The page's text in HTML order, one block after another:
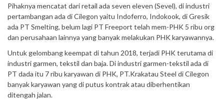
Pihaknya mencatat dari retail ada seven eleven (Sevel), di industri
pertambangan ada di Cilegon yaitu Indoferro, Indokook, di Gresik
ada PT Smelting, belum lagi PT Freeport telah mem-PHK 5 ribu org
dan perusahaan lainnya yang banyak melakukan PHK karyawannya.
Untuk gelombang keempat di tahun 2018, terjadi PHK terutama di
industri garmen, tekstil dan baja. Di industri garmen-tekstil ada di
PT dada itu 7 ribu karyawan di PHK, PT.Krakatau Steel di Cilegon
banyak karyawan yang di putus kontrak atau diberhentikan
ditengah jalan.